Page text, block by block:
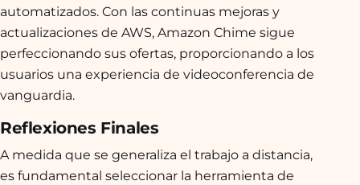
automatizados. Con las continuas mejoras y
actualizaciones de AWS, Amazon Chime sigue
perfeccionando sus ofertas, proporcionando a los
usuarios una experiencia de videoconferencia de
vanguardia.
Reflexiones Finales
A medida que se generaliza el trabajo a distancia,
es fundamental seleccionar la herramienta de